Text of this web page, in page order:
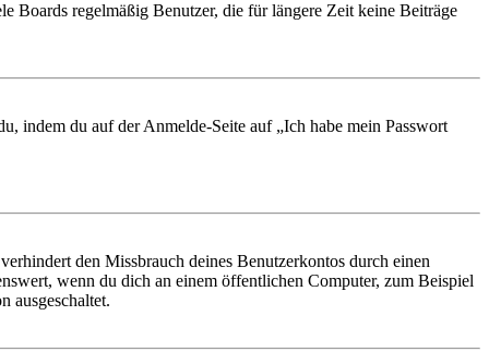
Boards regelmäßig Benutzer, die für längere Zeit keine Beiträge
indem du auf der Anmelde-Seite auf „Ich habe mein Passwort
den Missbrauch deines Benutzerkontos durch einen
wenn du dich an einem öffentlichen Computer, zum Beispiel
ausgeschaltet.